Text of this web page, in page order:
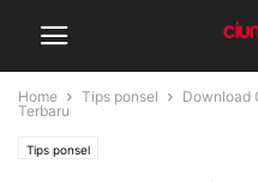
Home Tips ponsel
Download
Terbaru
Tips ponsel